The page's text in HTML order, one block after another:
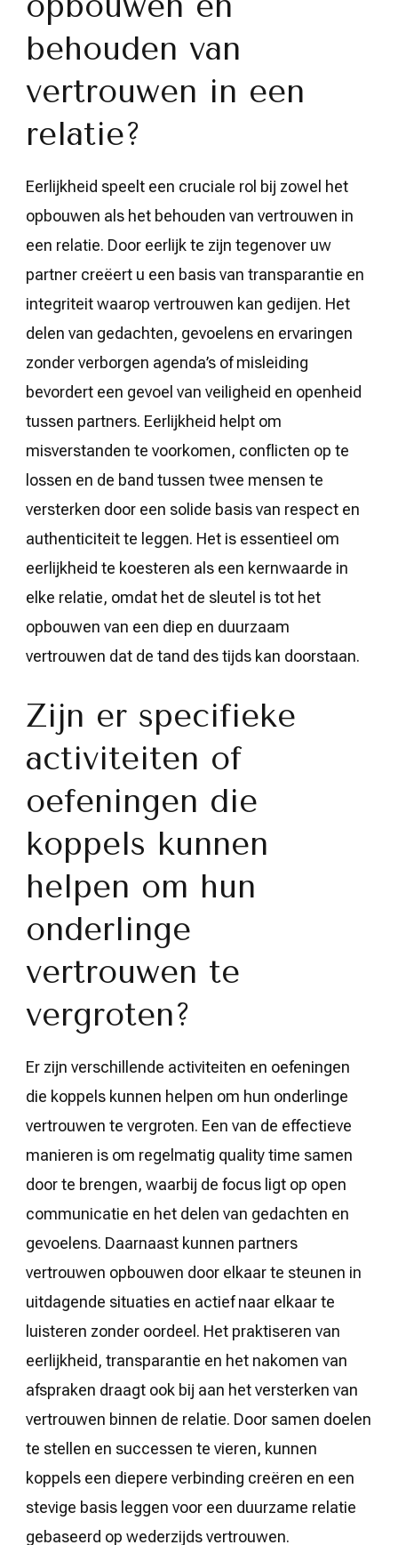
behouden van
vertrouwen in een
relatie?
Eerlijkheid speelt een cruciale rol bij zowel het
opbouwen als het behouden van vertrouwen in
een relatie. Door eerlijk te zijn tegenover uw
partner creëert u een basis van transparantie en
integriteit waarop vertrouwen kan gedijen. Het
delen van gedachten, gevoelens en ervaringen
zonder verborgen agenda’s of misleiding
bevordert een gevoel van veiligheid en openheid
tussen partners. Eerlijkheid helpt om
misverstanden te voorkomen, conflicten op te
lossen en de band tussen twee mensen te
versterken door een solide basis van respect en
authenticiteit te leggen. Het is essentieel om
eerlijkheid te koesteren als een kernwaarde in
elke relatie, omdat het de sleutel is tot het
opbouwen van een diep en duurzaam
vertrouwen dat de tand des tijds kan doorstaan.
Zijn er specifieke
activiteiten of
oefeningen die
koppels kunnen
helpen om hun
onderlinge
vertrouwen te
vergroten?
Er zijn verschillende activiteiten en oefeningen
die koppels kunnen helpen om hun onderlinge
vertrouwen te vergroten. Een van de effectieve
manieren is om regelmatig quality time samen
door te brengen, waarbij de focus ligt op open
communicatie en het delen van gedachten en
gevoelens. Daarnaast kunnen partners
vertrouwen opbouwen door elkaar te steunen in
uitdagende situaties en actief naar elkaar te
luisteren zonder oordeel. Het praktiseren van
eerlijkheid, transparantie en het nakomen van
afspraken draagt ook bij aan het versterken van
vertrouwen binnen de relatie. Door samen doelen
te stellen en successen te vieren, kunnen
koppels een diepere verbinding creëren en een
stevige basis leggen voor een duurzame relatie
gebaseerd op wederzijds vertrouwen.